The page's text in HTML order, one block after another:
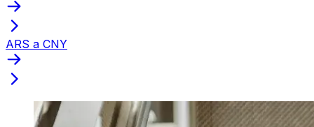
ARS a CNY